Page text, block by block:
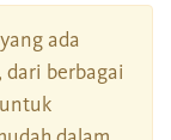
ada
berbagai